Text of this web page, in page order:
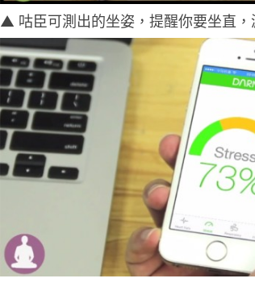
▲ 咕臣可測出的坐姿，提醒你要坐直，